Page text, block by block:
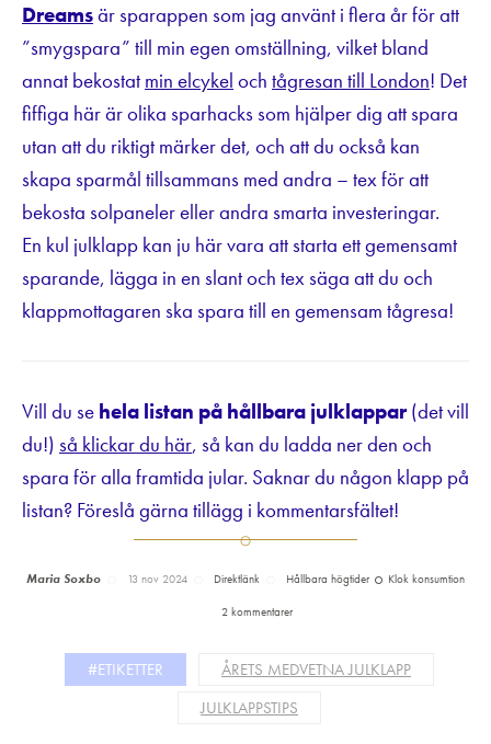
Dreamsär sparappen som jag använt i flera år för att
”smygspara” till min egen omställning, vilket bland
annat bekostat min elcykel och tågresan till London! Det
fiffiga här är olika sparhacks som hjälper dig att spara
utan att du riktigt märker det, och att du också kan
skapa sparmål tillsammans med andra – tex för att
bekosta solpaneler eller andra smarta investeringar.
En kul julklapp kan ju här vara att starta ett gemensamt
sparande, lägga in en slant och tex säga att du och
klappmottagaren ska spara till en gemensam tågresa!
Vill du se hela listan på hållbara julklappar(det vill
du!) så klickar du här, så kan du ladda ner den och
spara för alla framtida jular. Saknar du någon klapp på
listan? Föreslå gärna tillägg i kommentarsfältet!
Maria Soxbo 13 nov 2024 Direktlänk Hållbara högtider Klok konsumtion
2 kommentarer
#ETIKETTER
ÅRETS MEDVETNA JULKLAPP
JULKLAPPSTIPS